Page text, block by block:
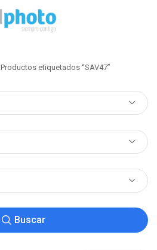
Productos etiquetados “SAV47”
Buscar